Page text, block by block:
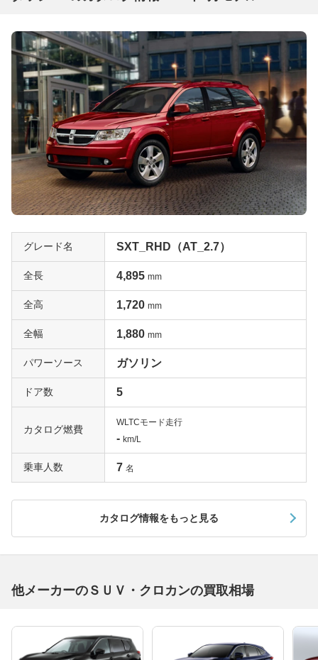
グレード名 SXT_RHD（AT_2.7）
全長 4,895 mm
全高 1,720 mm
全幅 1,880 mm
パワーソース ガソリン
ドア数 5
カタログ燃費
WLTCモード走行
- km/L
乗車人数 7 名
カタログ情報をもっと見る
他メーカーのＳＵＶ・クロカンの買取相場